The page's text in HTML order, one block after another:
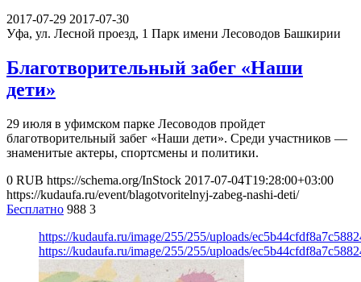
2017-07-29 2017-07-30
Уфа, ул. Лесной проезд, 1 Парк имени Лесоводов Башкирии
Благотворительный забег «Наши
дети»
29 июля в уфимском парке Лесоводов пройдет
благотворительный забег «Наши дети». Среди участников —
знаменитые актеры, спортсмены и политики.
0 RUB https://schema.org/InStock 2017-07-04T19:28:00+03:00
https://kudaufa.ru/event/blagotvoritelnyj-zabeg-nashi-deti/
Бесплатно 988 3
https://kudaufa.ru/image/255/255/uploads/
https://kudaufa.ru/image/255/255/uploads/